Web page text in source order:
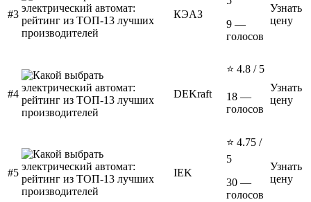
#3 КЭАЗ
9 —
голосов
Узнать
цену
#4 DEKraft
⭐ 4.8 / 5
18 —
голосов
Узнать
цену
#5 IEK
⭐ 4.75 /
5
30 —
голосов
Узнать
цену